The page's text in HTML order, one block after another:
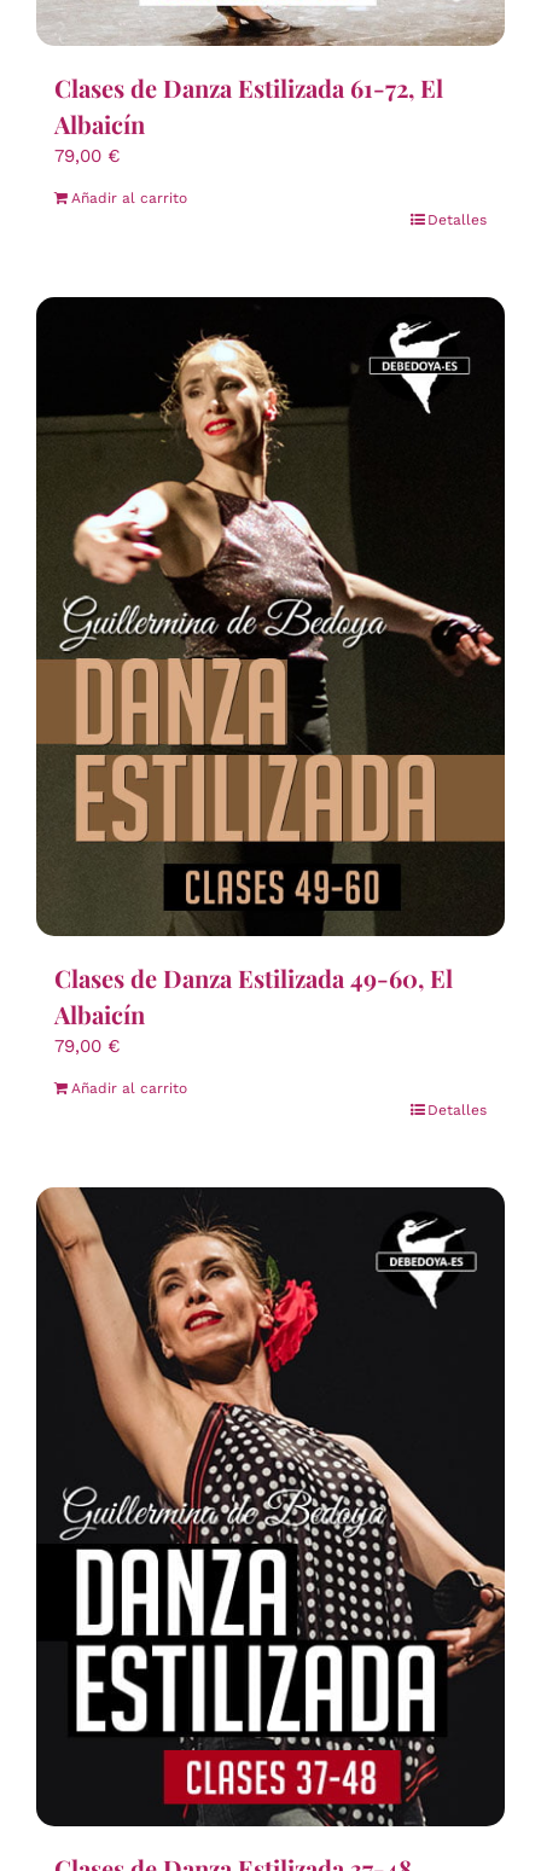
Clases de Danza Estilizada 61-72, El
Albaicín
79,00 €
Añadir al carrito
Detalles
Clases de Danza Estilizada 49-60, El
Albaicín
79,00 €
Añadir al carrito
Detalles